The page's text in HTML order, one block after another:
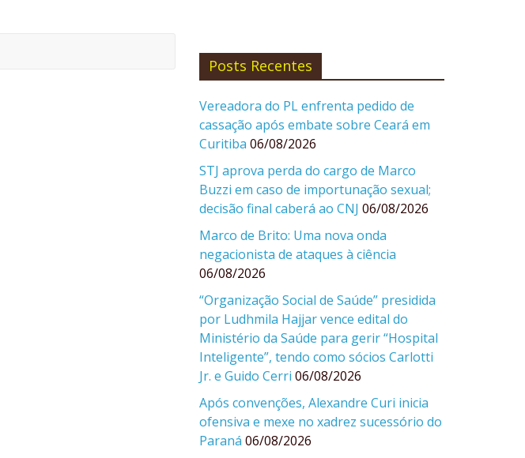
Posts Recentes
Vereadora do PL enfrenta pedido de
cassação após embate sobre Ceará em
Curitiba 06/08/2026
STJ aprova perda do cargo de Marco
Buzzi em caso de importunação sexual;
decisão final caberá ao CNJ 06/08/2026
Marco de Brito: Uma nova onda
negacionista de ataques à ciência
06/08/2026
“Organização Social de Saúde” presidida
por Ludhmila Hajjar vence edital do
Ministério da Saúde para gerir “Hospital
Inteligente”, tendo como sócios Carlotti
Jr. e Guido Cerri 06/08/2026
Após convenções, Alexandre Curi inicia
ofensiva e mexe no xadrez sucessório do
Paraná 06/08/2026